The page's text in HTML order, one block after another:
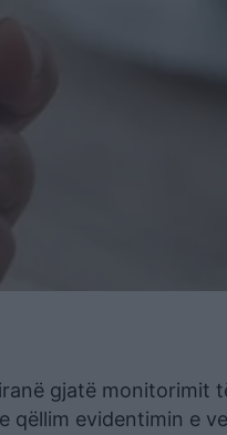
gjatë monitorimit
evidentimin e